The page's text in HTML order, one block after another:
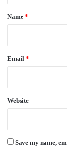
*
Name *
Email *
Website
Save my name,